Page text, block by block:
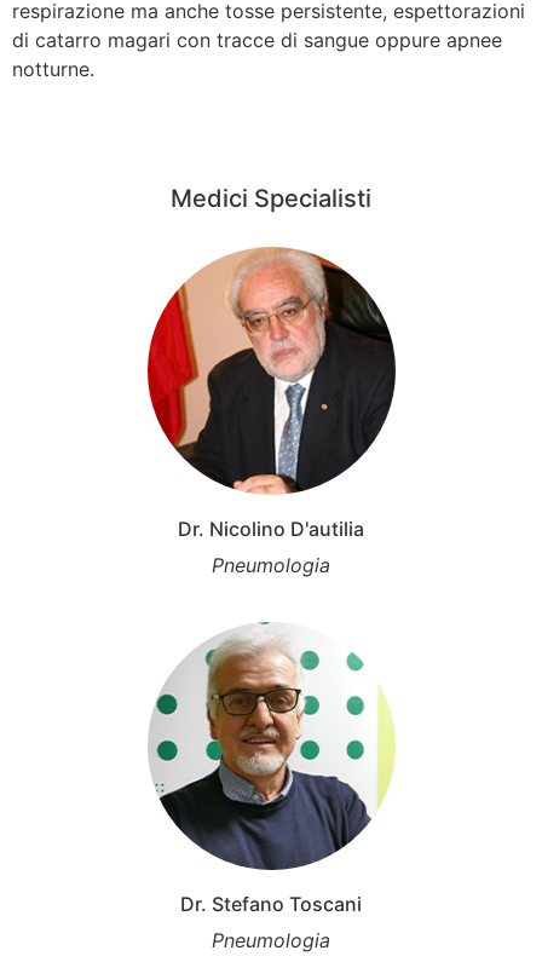
respirazione ma anche tosse persistente, espettorazioni
di catarro magari con tracce di sangue oppure apnee
notturne.
Medici Specialisti
Dr. Nicolino D'autilia
Pneumologia
Dr. Stefano Toscani
Pneumologia